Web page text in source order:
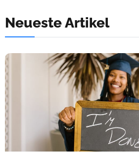
Neueste Artikel